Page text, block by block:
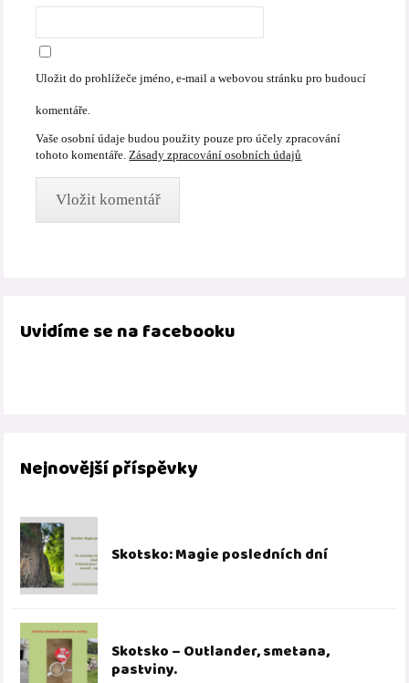
Uložit do prohlížeče jméno, e-mail a webovou stránku pro budoucí
komentáře.
Vaše osobní údaje budou použity pouze pro účely zpracování
tohoto komentáře. Zásady zpracování osobních údajů
Uvidíme se na facebooku
Nejnovější příspěvky
Skotsko: Magie posledních dní
Skotsko – Outlander, smetana,
pastviny.